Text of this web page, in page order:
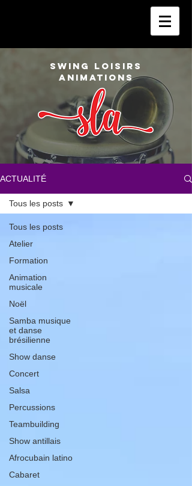
SWING LOISIRS
ANIMATIONS
ACTUALITÉ
Tous les posts
Atelier
Formation
Animation
musicale
Noël
Samba musique
et danse
brésilienne
Show danse
Concert
Salsa
Percussions
Teambuilding
Show antillais
Afrocubain latino
Cabaret
Tous les posts